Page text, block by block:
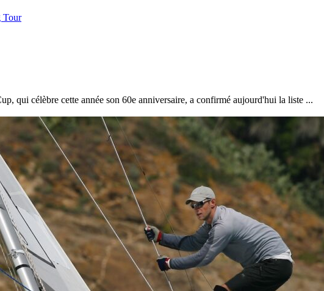
13
Mar
Records
Vitesse absolue
SP80 franchit la barre mythique des
Source
SP80
13 mars 2025
0
Tour
qui célèbre cette année son 60e anniversaire, a confirmé aujourd'hui la liste ...